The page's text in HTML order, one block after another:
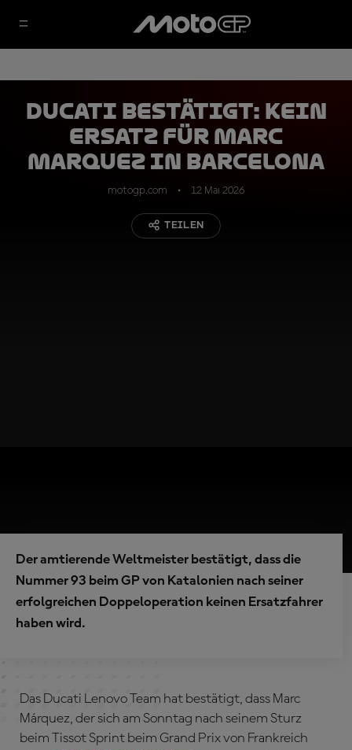
Ducati bestätigt: Kein
Ersatz für Marc
Marquez in Barcelona
motogp.com 12 Mai 2026
TEILEN
Der amtierende Weltmeister bestätigt, dass die
Nummer 93 beim GP von Katalonien nach seiner
erfolgreichen Doppeloperation keinen Ersatzfahrer
haben wird.
Das Ducati Lenovo Team hat bestätigt, dass Marc
Márquez, der sich am Sonntag nach seinem Sturz
beim Tissot Sprint beim Grand Prix von Frankreich